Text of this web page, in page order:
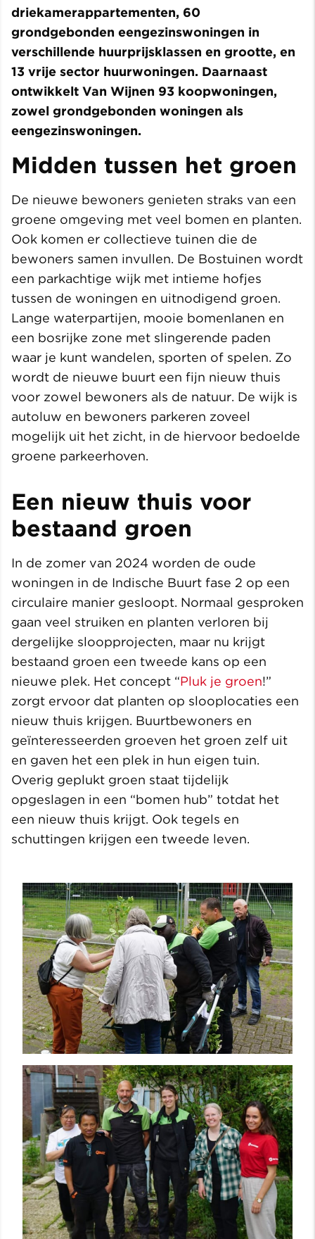
driekamerappartementen, 60
grondgebonden eengezinswoningen in
verschillende huurprijsklassen en grootte, en
13 vrije sector huurwoningen. Daarnaast
ontwikkelt Van Wijnen 93 koopwoningen,
zowel grondgebonden woningen als
eengezinswoningen.
Midden tussen het groen
De nieuwe bewoners genieten straks van een
groene omgeving met veel bomen en planten.
Ook komen er collectieve tuinen die de
bewoners samen invullen. De Bostuinen wordt
een parkachtige wijk met intieme hofjes
tussen de woningen en uitnodigend groen.
Lange waterpartijen, mooie bomenlanen en
een bosrijke zone met slingerende paden
waar je kunt wandelen, sporten of spelen. Zo
wordt de nieuwe buurt een fijn nieuw thuis
voor zowel bewoners als de natuur. De wijk is
autoluw en bewoners parkeren zoveel
mogelijk uit het zicht, in de hiervoor bedoelde
groene parkeerhoven.
Een nieuw thuis voor
bestaand groen
In de zomer van 2024 worden de oude
woningen in de Indische Buurt fase 2 op een
circulaire manier gesloopt. Normaal gesproken
gaan veel struiken en planten verloren bij
dergelijke sloopprojecten, maar nu krijgt
bestaand groen een tweede kans op een
nieuwe plek. Het concept “Pluk je groen!”
zorgt ervoor dat planten op slooplocaties een
nieuw thuis krijgen. Buurtbewoners en
geïnteresseerden groeven het groen zelf uit
en gaven het een plek in hun eigen tuin.
Overig geplukt groen staat tijdelijk
opgeslagen in een “bomen hub” totdat het
een nieuw thuis krijgt. Ook tegels en
schuttingen krijgen een tweede leven.